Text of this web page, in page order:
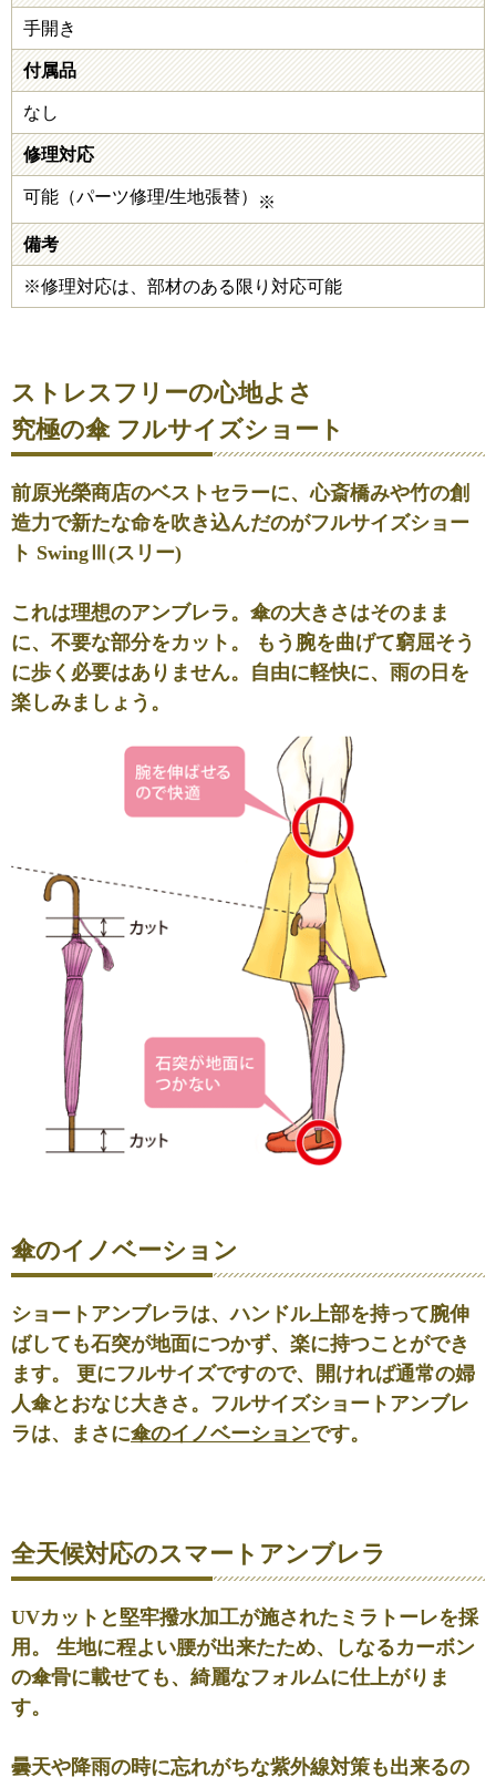
手開き
付属品
なし
修理対応
可能（パーツ修理/生地張替） ※
備考
※修理対応は、部材のある限り対応可能
ストレスフリーの心地よさ
究極の傘 フルサイズショート
前原光榮商店のベストセラーに、心斎橋みや竹の創
造力で新たな命を吹き込んだのがフルサイズショー
ト SwingⅢ(スリー)
これは理想のアンブレラ。傘の大きさはそのまま
に、不要な部分をカット。 もう腕を曲げて窮屈そう
に歩く必要はありません。自由に軽快に、雨の日を
楽しみましょう。
傘のイノベーション
ショートアンブレラは、ハンドル上部を持って腕伸
ばしても石突が地面につかず、楽に持つことができ
ます。 更にフルサイズですので、開ければ通常の婦
人傘とおなじ大きさ。フルサイズショートアンブレ
ラは、まさに傘のイノベーションです。
全天候対応のスマートアンブレラ
UVカットと堅牢撥水加工が施されたミラトーレを採
用。 生地に程よい腰が出来たため、しなるカーボン
の傘骨に載せても、綺麗なフォルムに仕上がりま
す。
曇天や降雨の時に忘れがちな紫外線対策も出来るの